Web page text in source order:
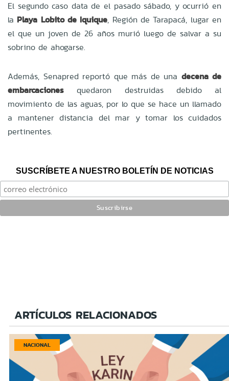
El segundo caso data de el pasado sábado, y ocurrió en
la Playa Lobito de Iquique, Región de Tarapacá, lugar en
el que un joven de 26 años murió luego de salvar a su
sobrino de ahogarse.
Además, Senapred reportó que más de una decena de
embarcaciones quedaron destruidas debido al
movimiento de las aguas, por lo que se hace un llamado
a mantener distancia del mar y tomar los cuidados
pertinentes.
SUSCRÍBETE A NUESTRO BOLETÍN DE NOTICIAS
ARTÍCULOS RELACIONADOS
NACIONAL